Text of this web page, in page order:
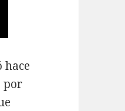
hace
por